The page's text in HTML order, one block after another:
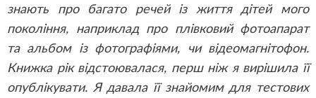
знають про багато речей із життя дітей мого
покоління, наприклад про плівковий фотоапарат
та альбом із фотографіями, чи відеомагнітофон.
Книжка рік відстоювалася, перш ніж я вирішила її
опублікувати. Я давала її знайомим для тестових